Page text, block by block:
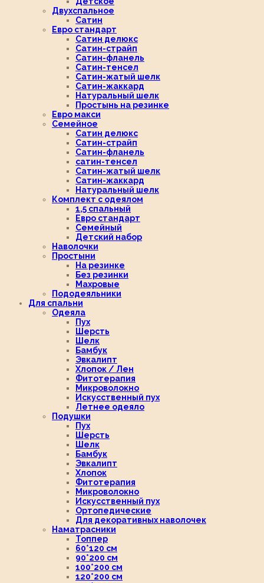
Двухспальное
Сатин
Евро стандарт
Сатин делюкс
Сатин-страйп
Сатин-фланель
Сатин-тенсел
Сатин-жатый шелк
Сатин-жаккард
Натуральный шелк
Простынь на резинке
Евро макси
Семейное
Сатин делюкс
Сатин-страйп
Сатин-фланель
сатин-тенсел
Сатин-жатый шелк
Сатин-жаккард
Натуральный шелк
Комплект с одеялом
1,5 спальный
Евро стандарт
Семейный
Детский набор
Наволочки
Простыни
На резинке
Без резинки
Махровые
Пододеяльники
Для спальни
Одеяла
Пух
Шерсть
Шелк
Бамбук
Эвкалипт
Хлопок / Лен
Фитотерапия
Микроволокно
Искусственный пух
Летнее одеяло
Подушки
Пух
Шерсть
Шелк
Бамбук
Эвкалипт
Хлопок
Фитотерапия
Микроволокно
Искусственный пух
Ортопедические
Для декоративных наволочек
Наматрасники
Топпер
60*120 см
90*200 см
100*200 см
120*200 см